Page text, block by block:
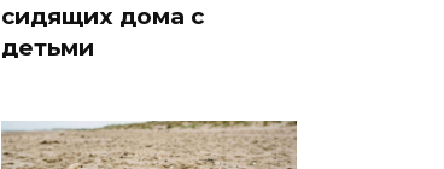
сидящих дома с
детьми